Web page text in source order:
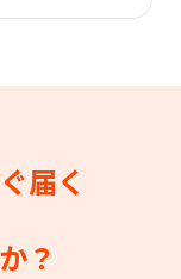
届く
？